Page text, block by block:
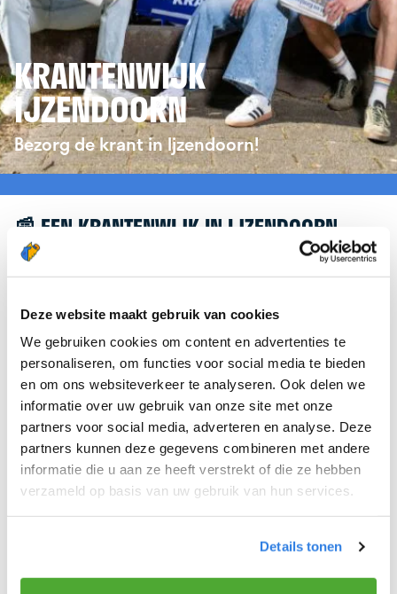
Deze website maakt gebruik van cookies
We gebruiken cookies om content en advertenties te
personaliseren, om functies voor social media te bieden
en om ons websiteverkeer te analyseren. Ook delen we
informatie over uw gebruik van onze site met onze
partners voor social media, adverteren en analyse. Deze
partners kunnen deze gegevens combineren met andere
informatie die u aan ze heeft verstrekt of die ze hebben
verzameld op basis van uw gebruik van hun services.
Details tonen
KRANTENWIJK
IJZENDOORN
Bezorg de krant in Ijzendoorn!
📰 EEN KRANTENWIJK IN IJZENDOORN
Leuk dat je geïnteresseerd bent in een
verwijzen we je graag door naar de website van
krantenbezorgen.nl . Daar kun je je eenvoudig
aanmelden om de krant te bezorgen in Ijzendoorn.
We hopen dat je snel aan de slag kunt en wensen
je veel succes! 🚴‍♂️💨
Meld je aan als krantenbezorger!